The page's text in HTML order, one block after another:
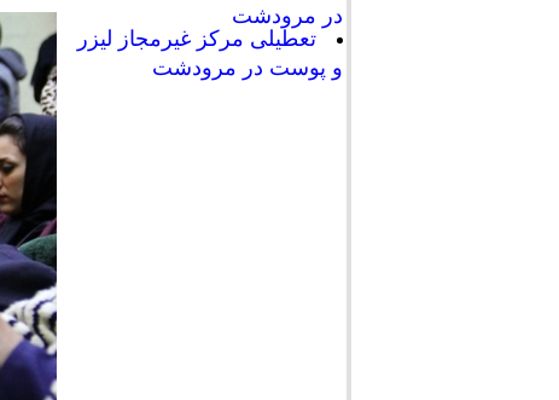
در مرودشت
تعطیلی مرکز غیرمجاز لیزر
و پوست در مرودشت